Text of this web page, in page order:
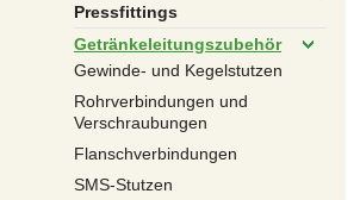
Pressfittings
Getränkeleitungszubehör
Gewinde- und Kegelstutzen
Rohrverbindungen und
Verschraubungen
Flanschverbindungen
SMS-Stutzen